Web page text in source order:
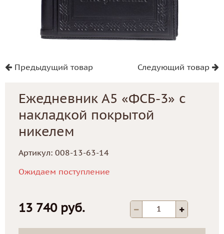
Предыдущий товар Следующий товар
Ежедневник А5 «ФСБ-3» с
накладкой покрытой
никелем
Артикул: 008-13-63-14
Ожидаем поступление
13 740 руб.